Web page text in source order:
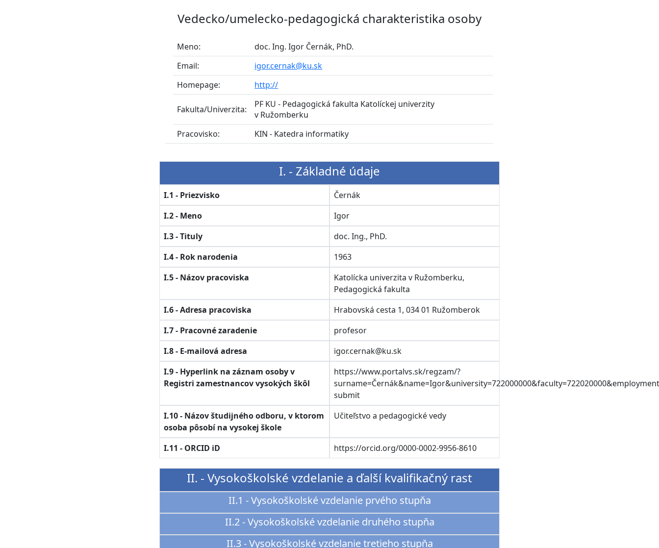
Vedecko/umelecko-pedagogická charakteristika osoby
Meno:
doc. Ing. Igor Černák, PhD.
Email:
igor.cernak@ku.sk
Homepage:
http://
Fakulta/Univerzita:
PF KU - Pedagogická fakulta Katolíckej univerzity
v Ružomberku
Pracovisko:
KIN - Katedra informatiky
I. - Základné údaje
I.1 - Priezvisko
Černák
I.2 - Meno
Igor
I.3 - Tituly
doc. Ing., PhD.
I.4 - Rok narodenia
1963
I.5 - Názov pracoviska
Katolícka univerzita v Ružomberku,
Pedagogická fakulta
I.6 - Adresa pracoviska
Hrabovská cesta 1, 034 01 Ružomberok
I.7 - Pracovné zaradenie
profesor
I.8 - E-mailová adresa
igor.cernak@ku.sk
I.9 - Hyperlink na záznam osoby v
Registri zamestnancov vysokých škôl
https://www.portalvs.sk/regzam/?
submit
I.10 - Názov študijného odboru, v ktorom
osoba pôsobí na vysokej škole
Učiteľstvo a pedagogické vedy
I.11 - ORCID iD https://orcid.org/0000-0002-9956-8610
II. - Vysokoškolské vzdelanie a ďalší kvalifikačný rast
II.1 - Vysokoškolské vzdelanie prvého stupňa
II.2 - Vysokoškolské vzdelanie druhého stupňa
II.3 - Vysokoškolské vzdelanie tretieho stupňa